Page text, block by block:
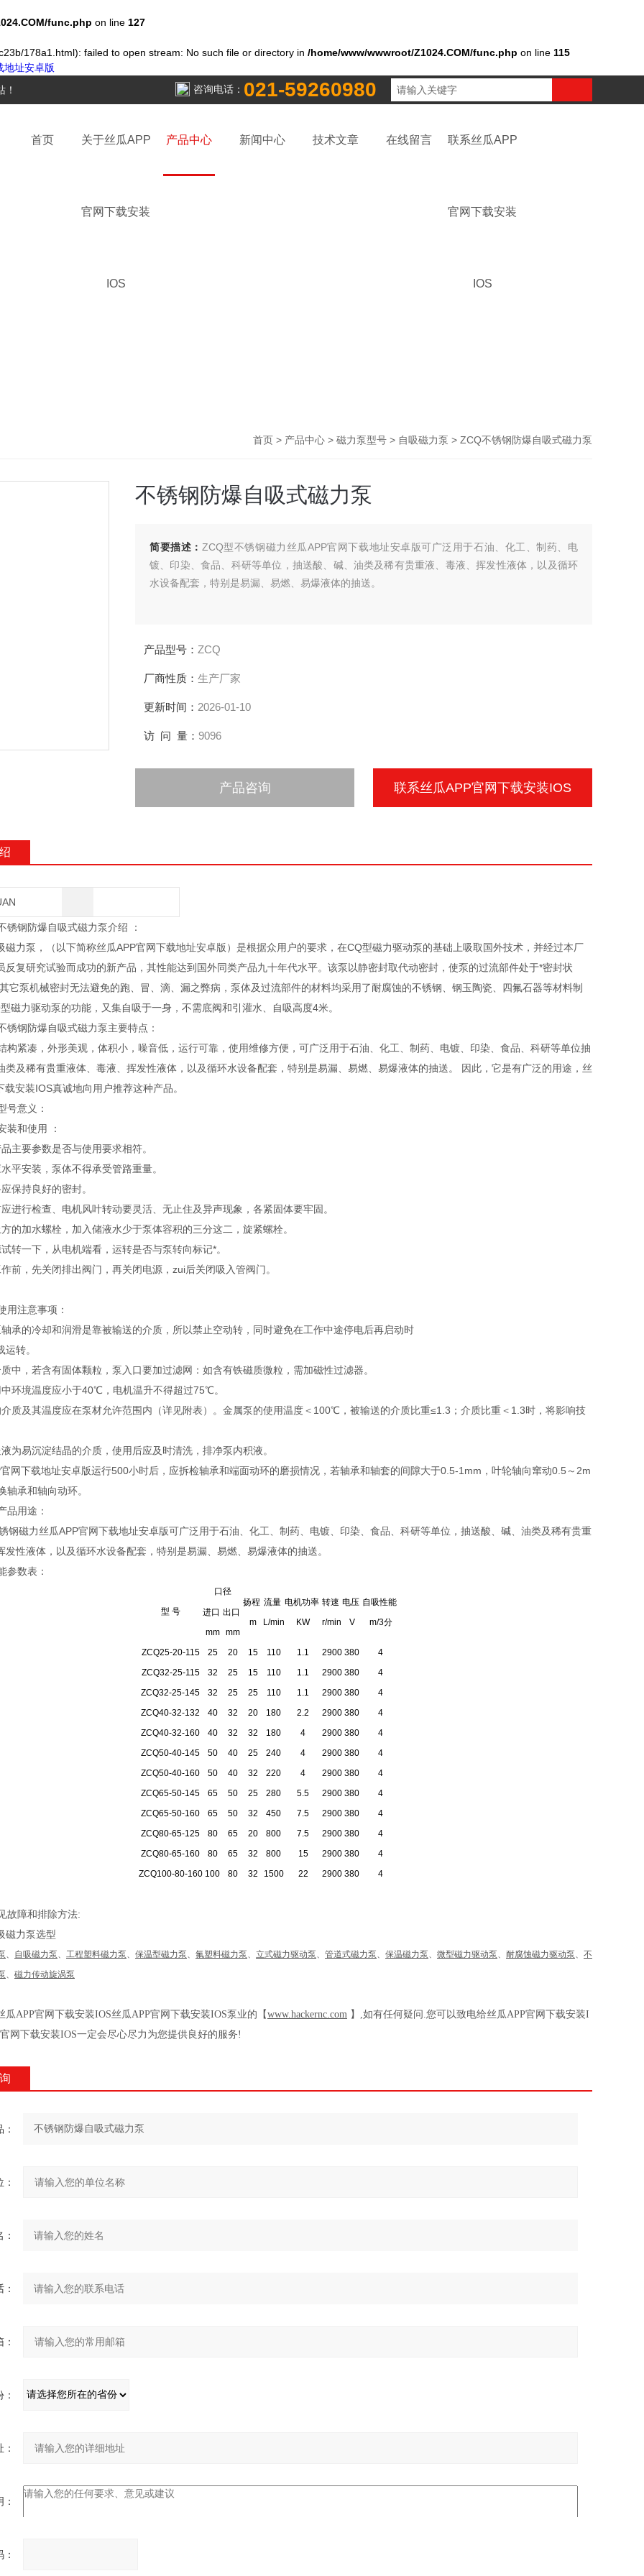
func.php on line 127
178a1.html): failed to open stream: No such file or directory in /home/www/wwwroot/Z1024.COM/func.php on line 115
地址安卓版
！ 咨询电话： 021-59260980
首页 关于丝瓜APP
官网下载安装
IOS
产品中心 新闻中心 技术文章 在线留言 联系丝瓜APP
官网下载安装
IOS
首页 > 产品中心 > 磁力泵型号 > 自吸磁力泵 > ZCQ不锈钢防爆自吸式磁力泵
不锈钢防爆自吸式磁力泵
简要描述： ZCQ型不锈钢磁力丝瓜APP官网下载地址安卓版可广泛用于石油、化工、制药、电
镀、印染、食品、科研等单位，抽送酸、碱、油类及稀有贵重液、毒液、挥发性液体，以及循环
水设备配套，特别是易漏、易燃、易爆液体的抽送。
产品型号： ZCQ
厂商性质： 生产厂家
更新时间： 2026-01-10
访 问 量： 9096
产品咨询 联系丝瓜APP官网下载安装IOS
锈钢防爆自吸式磁力泵介绍 ：
力泵，（以下简称丝瓜APP官网下载地址安卓版）是根据众用户的要求，在CQ型磁力驱动泵的基础上吸取国外技术，并经过本厂
反复研究试验而成功的新产品，其性能达到国外同类产品九十年代水平。该泵以静密封取代动密封，使泵的过流部件处于*密封状
它泵机械密封无法避免的跑、冒、滴、漏之弊病，泵体及过流部件的材料均采用了耐腐蚀的不锈钢、钢玉陶瓷、四氟石器等材料制
磁力驱动泵的功能，又集自吸于一身，不需底阀和引灌水、自吸高度4米。
锈钢防爆自吸式磁力泵主要特点：
构紧凑，外形美观，体积小，噪音低，运行可靠，使用维修方便，可广泛用于石油、化工、制药、电镀、印染、食品、科研等单位抽
类及稀有贵重液体、毒液、挥发性液体，以及循环水设备配套，特别是易漏、易燃、易爆液体的抽送。 因此，它是有广泛的用途，丝
载安装IOS真诚地向用户推荐这种产品。
号意义：
装和使用 ：
主要参数是否与使用要求相符。
平安装，泵体不得承受管路重量。
保持良好的密封。
进行检查、电机风叶转动要灵活、无止住及异声现象，各紧固体要牢固。
的加水螺栓，加入储液水少于泵体容积的三分这二，旋紧螺栓。
转一下，从电机端看，运转是否与泵转向标记*。
前，先关闭排出阀门，再关闭电源，zui后关闭吸入管阀门。
用注意事项：
承的冷却和润滑是靠被输送的介质，所以禁止空动转，同时避免在工作中途停电后再启动时
转。
中，若含有固体颗粒，泵入口要加过滤网：如含有铁磁质微粒，需加磁性过滤器。
环境温度应小于40℃，电机温升不得超过75℃。
质及其温度应在泵材允许范围内（详见附表）。金属泵的使用温度＜100℃，被输送的介质比重≤1.3；介质比重＜1.3时，将影响技
为易沉淀结晶的介质，使用后应及时清洗，排净泵内积液。
网下载地址安卓版运行500小时后，应拆检轴承和端面动环的磨损情况，若轴承和轴套的间隙大于0.5-1mm，叶轮轴向窜动0.5～2m
轴承和轴向动环。
品用途：
钢磁力丝瓜APP官网下载地址安卓版可广泛用于石油、化工、制药、电镀、印染、食品、科研等单位，抽送酸、碱、油类及稀有贵重
发性液体，以及循环水设备配套，特别是易漏、易燃、易爆液体的抽送。
参数表：
型 号
口径
扬程
m
流量
L/min
电机功率
KW
转速
r/min
电压
V
自吸性能
m/3分
进口
mm
出口
mm
ZCQ25-20-115
25 20 15 110 1.1 2900 380
4
ZCQ32-25-115
32 25 15 110 1.1 2900 380
4
ZCQ32-25-145
32 25 25 110 1.1 2900 380
4
ZCQ40-32-132
40 32 20 180 2.2 2900 380
4
ZCQ40-32-160
40 32 32 180 4 2900 380
4
ZCQ50-40-145
50 40 25 240 4 2900 380
4
ZCQ50-40-160
50 40 32 220 4 2900 380
4
ZCQ65-50-145
65 50 25 280 5.5 2900 380
4
ZCQ65-50-160
65 50 32 450 7.5 2900 380
4
ZCQ80-65-125
80 65 20 800 7.5 2900 380
4
ZCQ80-65-160
80 65 32 800 15 2900 380
4
ZCQ100-80-160 100 80 32 1500 22 2900 380 4
故障和排除方法:
磁力泵选型
、 自吸磁力泵、 工程塑料磁力泵、 保温型磁力泵、 氟塑料磁力泵、 立式磁力驱动泵、 管道式磁力泵、 保温磁力泵、 微型磁力驱动泵、 耐腐蚀磁力驱动泵、 不
、 磁力传动旋涡泵
瓜APP官网下载安装IOS丝瓜APP官网下载安装IOS泵业的【www.hackernc.com 】,如有任何疑问.您可以致电给丝瓜APP官网下载安装I
网下载安装IOS一定会尽心尽力为您提供良好的服务!